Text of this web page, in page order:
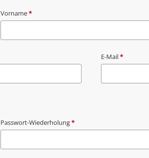
Vorname*
E-Mail*
Passwort-Wiederholung*